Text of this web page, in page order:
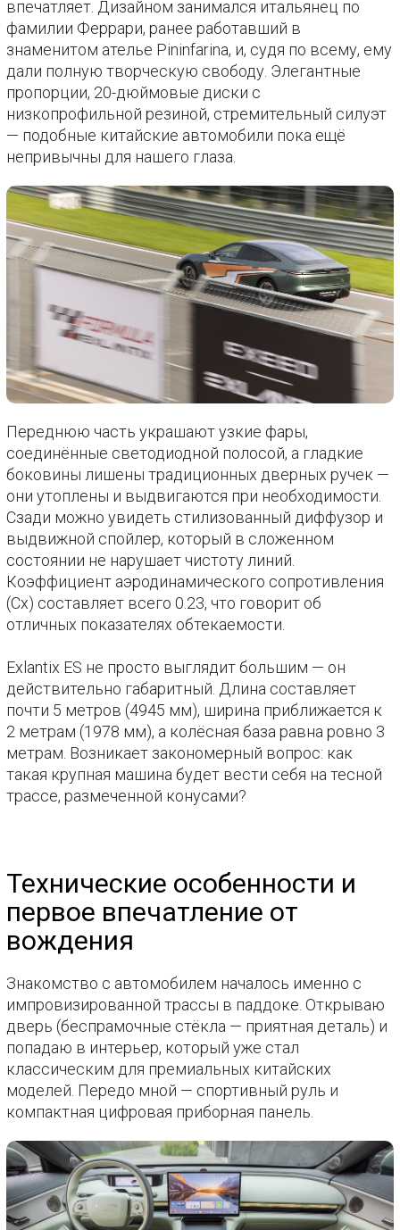
впечатляет. Дизайном занимался итальянец по
фамилии Феррари, ранее работавший в
знаменитом ателье Pininfarina, и, судя по всему, ему
дали полную творческую свободу. Элегантные
пропорции, 20-дюймовые диски с
низкопрофильной резиной, стремительный силуэт
— подобные китайские автомобили пока ещё
непривычны для нашего глаза.
Переднюю часть украшают узкие фары,
соединённые светодиодной полосой, а гладкие
боковины лишены традиционных дверных ручек —
они утоплены и выдвигаются при необходимости.
Сзади можно увидеть стилизованный диффузор и
выдвижной спойлер, который в сложенном
состоянии не нарушает чистоту линий.
Коэффициент аэродинамического сопротивления
(Cx) составляет всего 0.23, что говорит об
отличных показателях обтекаемости.
Exlantix ES не просто выглядит большим — он
действительно габаритный. Длина составляет
почти 5 метров (4945 мм), ширина приближается к
2 метрам (1978 мм), а колёсная база равна ровно 3
метрам. Возникает закономерный вопрос: как
такая крупная машина будет вести себя на тесной
трассе, размеченной конусами?
Технические особенности и
первое впечатление от
вождения
Знакомство с автомобилем началось именно с
импровизированной трассы в паддоке. Открываю
дверь (беспрамочные стёкла — приятная деталь) и
попадаю в интерьер, который уже стал
классическим для премиальных китайских
моделей. Передо мной — спортивный руль и
компактная цифровая приборная панель.